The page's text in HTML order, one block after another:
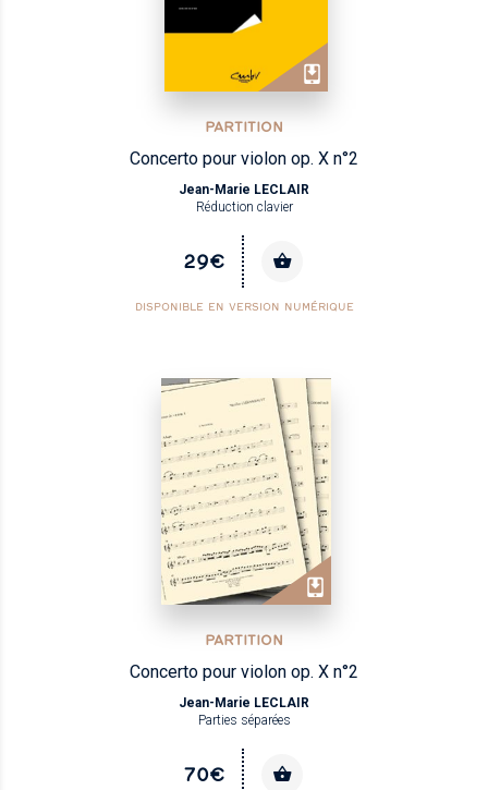
PARTITION
Concerto pour violon op. X n°2
Jean-Marie LECLAIR
Réduction clavier
29€
DISPONIBLE EN VERSION NUMÉRIQUE
PARTITION
Concerto pour violon op. X n°2
Jean-Marie LECLAIR
Parties séparées
70€